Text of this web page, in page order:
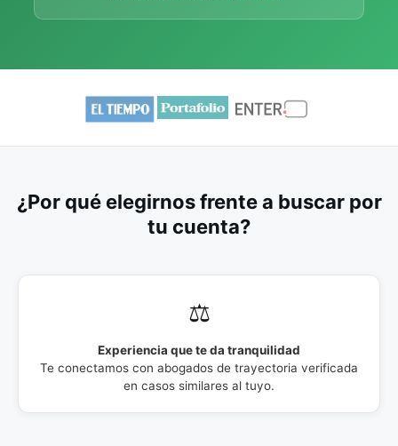
¿Por qué elegirnos frente a buscar por
tu cuenta?
⚖️
Experiencia que te da tranquilidad
Te conectamos con abogados de trayectoria verificada
en casos similares al tuyo.